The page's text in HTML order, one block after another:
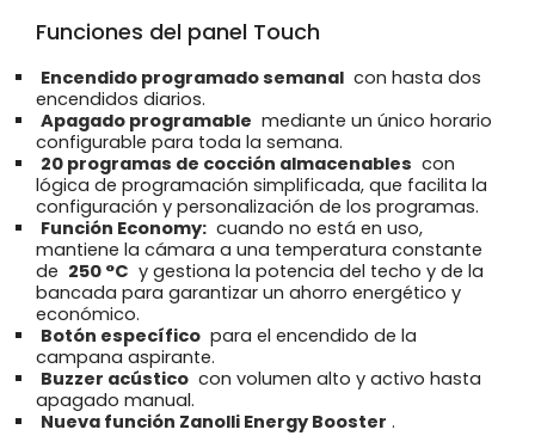
Funciones del panel Touch
Encendido programado semanal con hasta dos
encendidos diarios.
Apagado programable mediante un único horario
configurable para toda la semana.
20 programas de cocción almacenables con
lógica de programación simplificada, que facilita la
configuración y personalización de los programas.
Función Economy: cuando no está en uso,
mantiene la cámara a una temperatura constante
de 250 °C y gestiona la potencia del techo y de la
bancada para garantizar un ahorro energético y
económico.
Botón específico para el encendido de la
campana aspirante.
Buzzer acústico con volumen alto y activo hasta
apagado manual.
Nueva función Zanolli Energy Booster .